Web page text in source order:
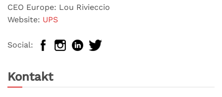
CEO Europe: Lou Rivieccio
Website: UPS
Social:
Kontakt